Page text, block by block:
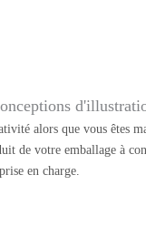
alors que vous êtes
de votre emballage à
en charge.